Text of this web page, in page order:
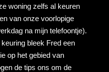
woning zelfs al keuren
van onze voorlopige
na mijn telefoontje).
bleek Fred een
op het gebied van
de tips ons om de